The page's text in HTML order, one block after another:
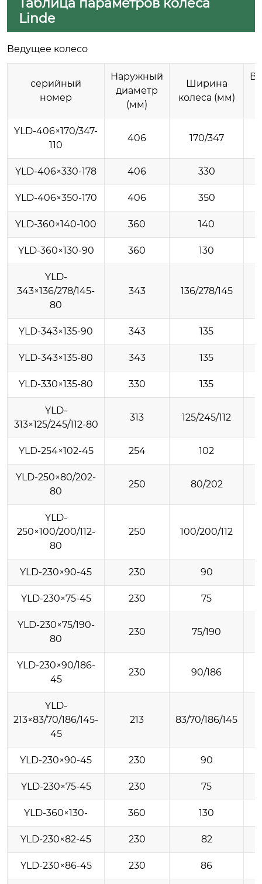
Linde
Ведущее колесо
серийный
номер
Наружный
диаметр
(мм)
Ширина
колеса (мм)
YLD-406×170/347-
110
406 170/347
YLD-406×330-178 406 330
YLD-406×350-170 406 350
YLD-360×140-100 360 140
YLD-360×130-90 360 130
YLD-
343×136/278/145-
80
343 136/278/145
YLD-343×135-90 343 135
YLD-343×135-80 343 135
YLD-330×135-80 330 135
YLD-
313×125/245/112-80
313 125/245/112
YLD-254×102-45 254 102
YLD-250×80/202-
80
250 80/202
YLD-
250×100/200/112-
80
250 100/200/112
YLD-230×90-45 230 90
YLD-230×75-45 230 75
YLD-230×75/190-
80
230 75/190
YLD-230×90/186-
45
230 90/186
YLD-
213×83/70/186/145-
45
213 83/70/186/145
YLD-230×90-45 230 90
YLD-230×75-45 230 75
YLD-360×130- 360 130
YLD-230×82-45 230 82
YLD-230×86-45 230 86